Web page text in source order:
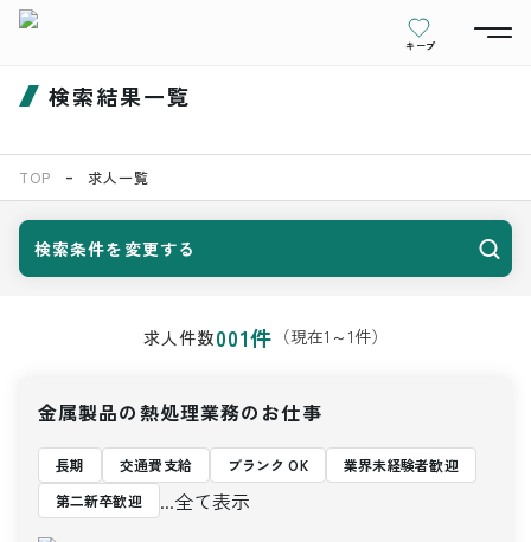
キープ
検索結果一覧
TOP 求人一覧
検索条件を変更する
求人件数001件 （現在1 ～1件）
金属製品の熱処理業務のお仕事
長期 交通費支給 ブランク OK
業界未経験者歓迎
第二新卒歓迎
...全て表示